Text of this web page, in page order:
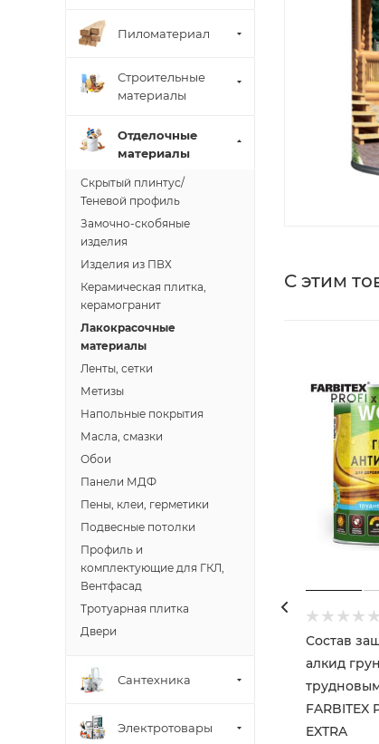
С этим
Состав
алкид
FARBITEX
EXTRA
Пиломатериал
Строительные
материалы
Отделочные
материалы
Скрытый плинтус/
Теневой профиль
Замочно-скобяные
изделия
Изделия из ПВХ
Керамическая плитка,
керамогранит
Лакокрасочные
материалы
Ленты, сетки
Метизы
Напольные покрытия
Масла, смазки
Обои
Панели МДФ
Пены, клеи, герметики
Подвесные потолки
Профиль и
комплектующие для ГКЛ,
Вентфасад
Тротуарная плитка
Двери
Сантехника
Электротовары